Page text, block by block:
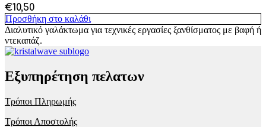
€10,50
Προσθήκη στο καλάθι
Διαλυτικό γαλάκτωμα για τεχνικές εργασίες ξανθίσματος με βαφή ή
ντεκαπάζ.
Εξυπηρέτηση πελατων
Τρόποι Πληρωμής
Τρόποι Αποστολής